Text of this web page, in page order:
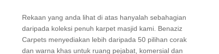
Rekaan yang anda lihat di atas hanyalah sebahagian
daripada koleksi penuh karpet masjid kami. Benaziz
Carpets menyediakan lebih daripada 50 pilihan corak
dan warna khas untuk ruang pejabat, komersial dan